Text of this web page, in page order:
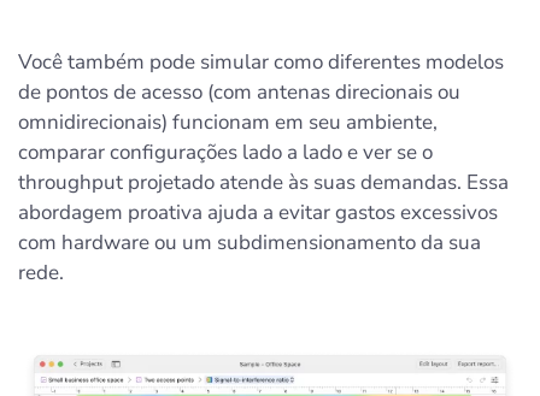
Você também pode simular como diferentes modelos
de pontos de acesso (com antenas direcionais ou
omnidirecionais) funcionam em seu ambiente,
comparar configurações lado a lado e ver se o
throughput projetado atende às suas demandas. Essa
abordagem proativa ajuda a evitar gastos excessivos
com hardware ou um subdimensionamento da sua
rede.